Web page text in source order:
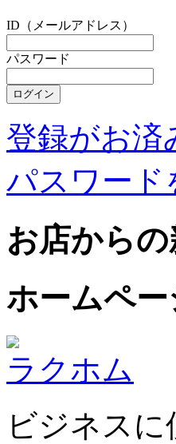
ID（メールアドレス）
パスワード
登録がお済
パスワード
お店から
ホームペ
ラクホム
ビジネス